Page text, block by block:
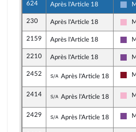
624 Après l'Article 18
230 Après l'Article 18
2159 Après l'Article 18
2210 Après l'Article 18
2452 Sous-amendement
Après l'Article 18
2414 Sous-amendement
Après l'Article 18
2429 Sous-amendement
Après l'Article 18